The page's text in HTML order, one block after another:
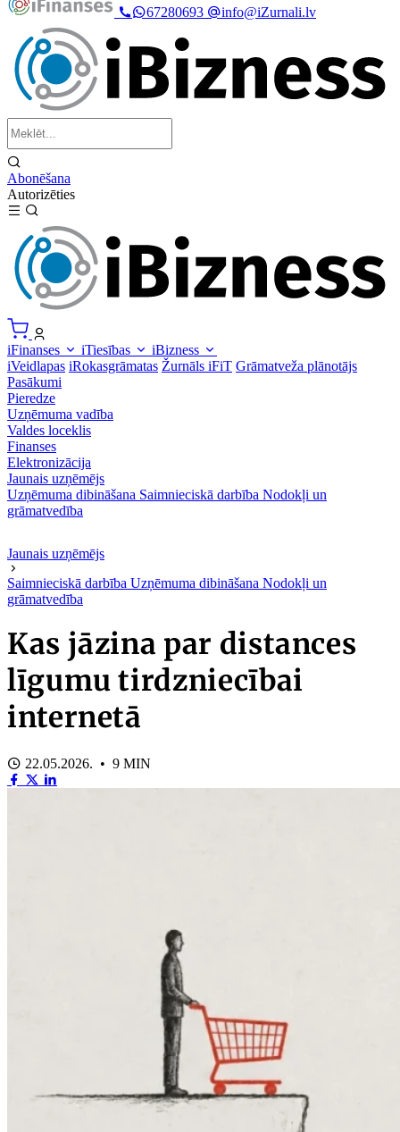
67280693
info@iZurnali.lv
Abonēšana
Autorizēties
iFinanses iTiesības
iBizness
iVeidlapas iRokasgrāmatas Žurnāls iFiT Grāmatveža plānotājs
Pasākumi
Pieredze
Uzņēmuma vadība
Valdes loceklis
Finanses
Elektronizācija
Jaunais uzņēmējs
Uzņēmuma dibināšana Saimnieciskā darbība Nodokļi un
grāmatvedība
Jaunais uzņēmējs
Saimnieciskā darbība Uzņēmuma dibināšana Nodokļi un
grāmatvedība
Kas jāzina par distances
līgumu tirdzniecībai
internetā
22.05.2026. • 9 MIN